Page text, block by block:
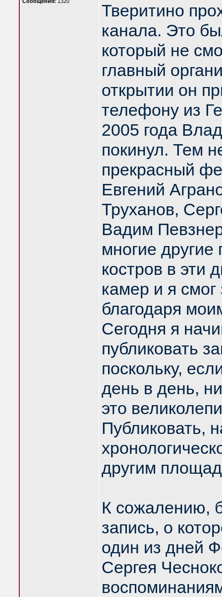
Тверитино
канала. Это
который не
главный
открытии он
телефону из
2005 года
покинул. Тем
прекрасный
Евгений
Труханов,
Вадим
многие другие
костров в эти
камер и я смог
благодаря
Сегодня я
публиковать
поскольку,
день в день,
это
Публиковать,
другим
К сожалению,
запись, о
один из дней
Сергея